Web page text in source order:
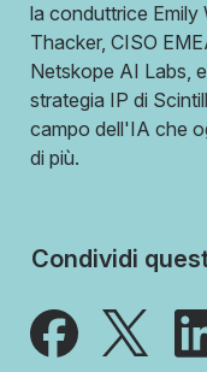
la conduttrice Emily
Thacker, CISO
Netskope AI Labs,
strategia IP di
campo dell'IA che
di più.
Condividi